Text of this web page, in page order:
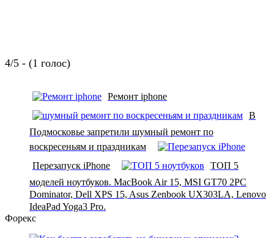
4/5 - (1 голос)
Ремонт iphone
В
Подмосковье запретили шумный ремонт по
воскресеньям и праздникам
Перезапуск iPhone
ТОП 5
моделей ноутбуков. MacBook Air 15, MSI GT70 2PC
Dominator, Dell XPS 15, Asus Zenbook UX303LA, Lenovo
IdeaPad Yoga3 Pro.
Форекс